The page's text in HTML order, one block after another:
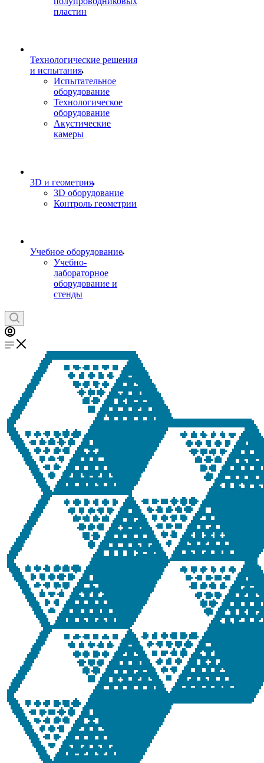
пластин
Технологические решения
и испытания
Испытательное
оборудование
Технологическое
оборудование
Акустические
камеры
3D и геометрия
3D оборудование
Контроль геометрии
Учебное оборудование
Учебно-
лабораторное
оборудование и
стенды